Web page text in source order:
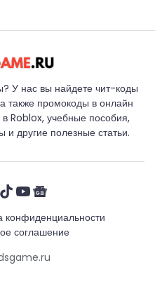
У нас вы найдете чит-коды
также промокоды в онлайн
Roblox, учебные пособия,
и другие полезные статьи.
конфиденциальности
соглашение